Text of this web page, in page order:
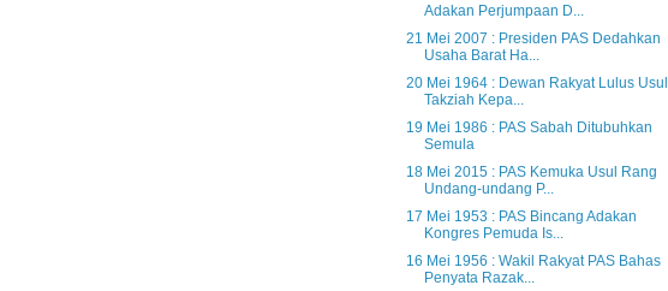
Adakan Perjumpaan D...
21 Mei 2007 : Presiden PAS Dedahkan
Usaha Barat Ha...
20 Mei 1964 : Dewan Rakyat Lulus Usul
Takziah Kepa...
19 Mei 1986 : PAS Sabah Ditubuhkan
Semula
18 Mei 2015 : PAS Kemuka Usul Rang
Undang-undang P...
17 Mei 1953 : PAS Bincang Adakan
Kongres Pemuda Is...
16 Mei 1956 : Wakil Rakyat PAS Bahas
Penyata Razak...